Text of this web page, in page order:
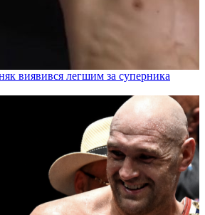
виявився легшим за суперника